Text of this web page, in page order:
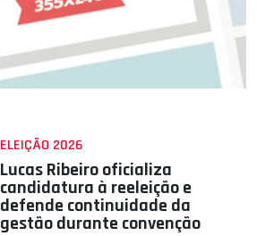
ELEIÇÃO 2026
Lucas Ribeiro oficializa
candidatura à reeleição e
defende continuidade da
gestão durante convenção